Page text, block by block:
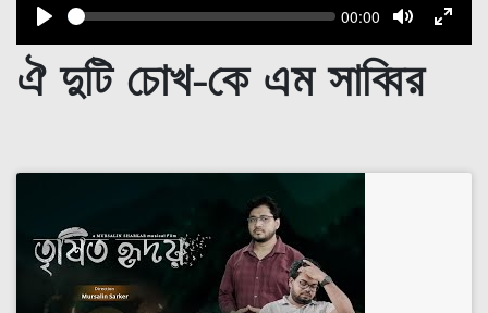
Seek Current
00:00
Mute
ঐ দুটি চোখ-কে এম সাব্বির